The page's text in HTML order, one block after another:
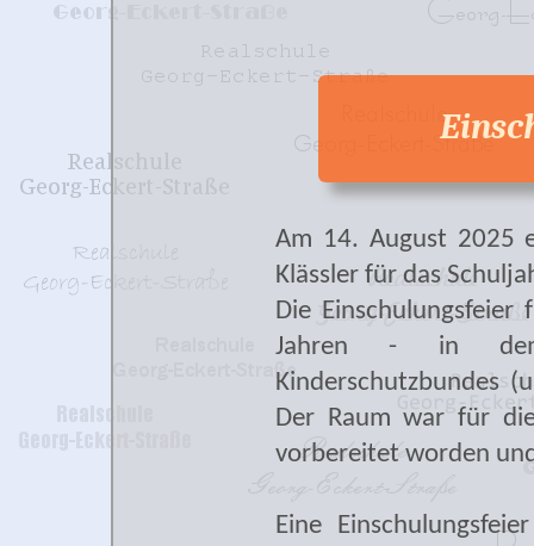
Am 14. August 2025
Klässler für das
Die
Jahren - in dem
Kinderschutzbundes
Der Raum war für
vorbereitet worden
Eine